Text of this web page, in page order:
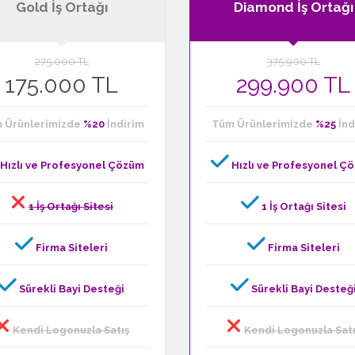
Gold İş Ortağı
275.000 TL
175.000 TL
Ürünlerimizde %20İndirim
ve Profesyonel Çözüm
1 İş Ortağı Sitesi
Firma Siteleri
Sürekli Bayi Desteği
Kendi Logonuzla Satış
Diamond İş Ortağı
375.900 TL
299.900 TL
Tüm Ürünlerimizde %25
Hızlı ve Profesyonel
1 İş Ortağı Sitesi
Firma Siteleri
Sürekli Bayi
Kendi Logonuzla